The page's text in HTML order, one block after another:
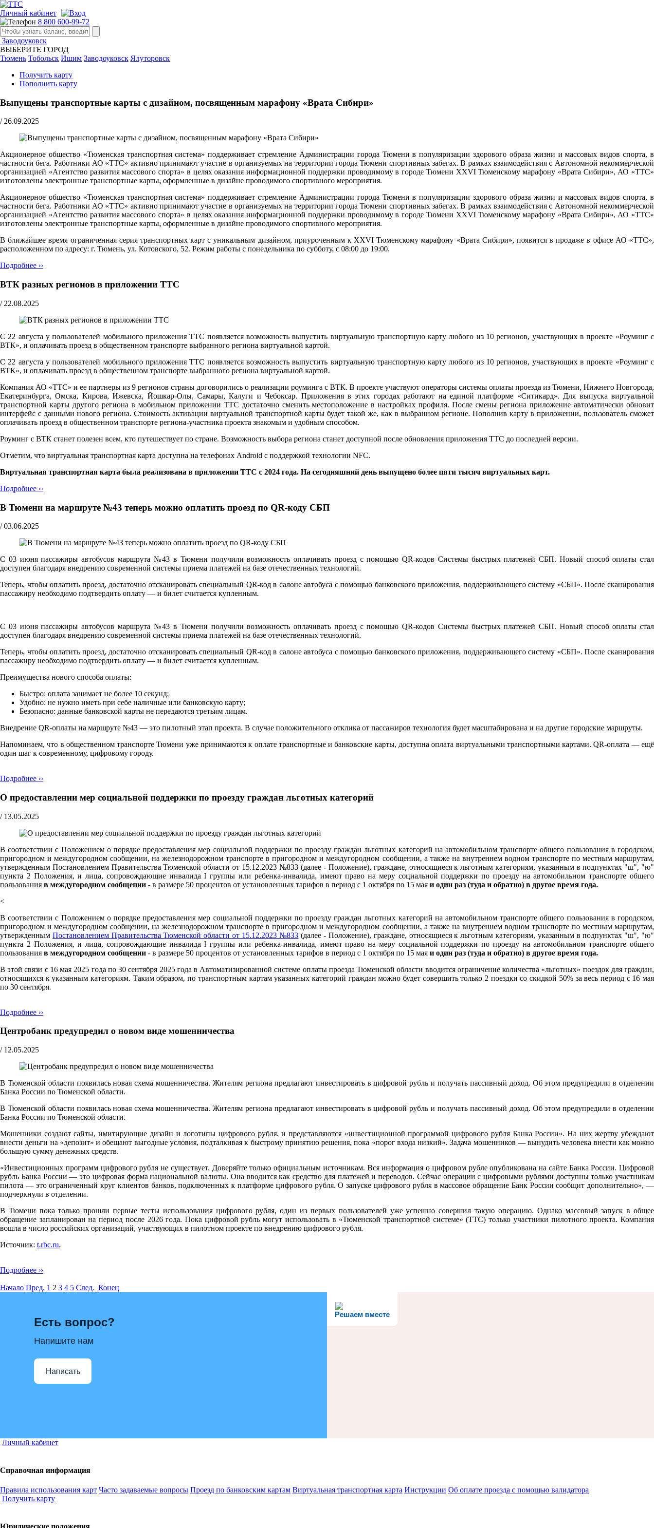
Личный кабинет
8 800 600-99-72
Заводоуковск
ВЫБЕРИТЕ ГОРОД
Тюмень Тобольск Ишим Заводоуковск Ялуторовск
Получить карту
Пополнить карту
Выпущены транспортные карты с дизайном, посвященным марафону «Врата Сибири»
/ 26.09.2025
Акционерное общество «Тюменская транспортная система» поддерживает стремление Администрации города Тюмени в популяризации здорового образа жизни и массовых видов спорта, в
частности бега. Работники АО «ТТС» активно принимают участие в организуемых на территории города Тюмени спортивных забегах. В рамках взаимодействия с Автономной некоммерческой
организацией «Агентство развития массового спорта» в целях оказания информационной поддержки проводимому в городе Тюмени XXVI Тюменскому марафону «Врата Сибири», АО «ТТС»
изготовлены электронные транспортные карты, оформленные в дизайне проводимого спортивного мероприятия.
Акционерное общество «Тюменская транспортная система» поддерживает стремление Администрации города Тюмени в популяризации здорового образа жизни и массовых видов спорта, в
частности бега. Работники АО «ТТС» активно принимают участие в организуемых на территории города Тюмени спортивных забегах. В рамках взаимодействия с Автономной некоммерческой
организацией «Агентство развития массового спорта» в целях оказания информационной поддержки проводимому в городе Тюмени XXVI Тюменскому марафону «Врата Сибири», АО «ТТС»
изготовлены электронные транспортные карты, оформленные в дизайне проводимого спортивного мероприятия.
В ближайшее время ограниченная серия транспортных карт с уникальным дизайном, приуроченным к XXVI Тюменскому марафону «Врата Сибири», появится в продаже в офисе АО «ТТС»,
расположенном по адресу: г. Тюмень, ул. Котовского, 52. Pежим работы с понедельника по субботу, с 08:00 до 19:00.
Подробнее ››
ВТК разных регионов в приложении ТТС
/ 22.08.2025
С 22 августа у пользователей мобильного приложения ТТС появляется возможность выпустить виртуальную транспортную карту любого из 10 регионов, участвующих в проекте «Роуминг с
ВТК», и оплачивать проезд в общественном транспорте выбранного региона виртуальной картой.
С 22 августа у пользователей мобильного приложения ТТС появляется возможность выпустить виртуальную транспортную карту любого из 10 регионов, участвующих в проекте «Роуминг с
ВТК», и оплачивать проезд в общественном транспорте выбранного региона виртуальной картой.
Компания АО «ТТС» и ее партнеры из 9 регионов страны договорились о реализации роуминга с ВТК. В проекте участвуют операторы системы оплаты проезда из Тюмени, Нижнего Новгорода,
Екатеринбурга, Омска, Кирова, Ижевска, Йошкар-Олы, Самары, Калуги и Чебоксар. Приложения в этих городах работают на единой платформе «Ситикард». Для выпуска виртуальной
транспортной карты другого региона в мобильном приложении ТТС достаточно сменить местоположение в настройках профиля. После смены региона приложение автоматически обновит
интерфейс с данными нового региона. Стоимость активации виртуальной транспортной карты будет такой же, как в выбранном регионе. Пополнив карту в приложении, пользователь сможет
оплачивать проезд в общественном транспорте региона-участника проекта знакомым и удобным способом.
Роуминг с ВТК станет полезен всем, кто путешествует по стране. Возможность выбора региона станет доступной после обновления приложения ТТС до последней версии.
Отметим, что виртуальная транспортная карта доступна на телефонах Android с поддержкой технологии NFC.
Виртуальная транспортная карта была реализована в приложении ТТС с 2024 года. На сегодняшний день выпущено более пяти тысяч виртуальных карт.
Подробнее ››
В Тюмени на маршруте №43 теперь можно оплатить проезд по QR-коду СБП
/ 03.06.2025
С 03 июня пассажиры автобусов маршрута №43 в Тюмени получили возможность оплачивать проезд с помощью QR-кодов Системы быстрых платежей СБП. Новый способ оплаты стал
доступен благодаря внедрению современной системы приема платежей на базе отечественных технологий.
Теперь, чтобы оплатить проезд, достаточно отсканировать специальный QR-код в салоне автобуса с помощью банковского приложения, поддерживающего систему «СБП». После сканирования
пассажиру необходимо подтвердить оплату — и билет считается купленным.
С 03 июня пассажиры автобусов маршрута №43 в Тюмени получили возможность оплачивать проезд с помощью QR-кодов Системы быстрых платежей СБП. Новый способ оплаты стал
доступен благодаря внедрению современной системы приема платежей на базе отечественных технологий.
Теперь, чтобы оплатить проезд, достаточно отсканировать специальный QR-код в салоне автобуса с помощью банковского приложения, поддерживающего систему «СБП». После сканирования
пассажиру необходимо подтвердить оплату — и билет считается купленным.
Преимущества нового способа оплаты:
Быстро: оплата занимает не более 10 секунд;
Удобно: не нужно иметь при себе наличные или банковскую карту;
Безопасно: данные банковской карты не передаются третьим лицам.
Внедрение QR-оплаты на маршруте №43 — это пилотный этап проекта. В случае положительного отклика от пассажиров технология будет масштабирована и на другие городские маршруты.
Напоминаем, что в общественном транспорте Тюмени уже принимаются к оплате транспортные и банковские карты, доступна оплата виртуальными транспортными картами. QR-оплата — ещё
один шаг к современному, цифровому городу.
Подробнее ››
О предоставлении мер социальной поддержки по проезду граждан льготных категорий
/ 13.05.2025
В соответствии с Положением о порядке предоставления мер социальной поддержки по проезду граждан льготных категорий на автомобильном транспорте общего пользования в городском,
пригородном и междугородном сообщении, на железнодорожном транспорте в пригородном и междугородном сообщении, а также на внутреннем водном транспорте по местным маршрутам,
утвержденным Постановлением Правительства Тюменской области от 15.12.2023 №833 (далее - Положение), граждане, относящиеся к льготным категориям, указанным в подпунктах "ш", "ю"
пункта 2 Положения, и лица, сопровождающие инвалида I группы или ребенка-инвалида, имеют право на меру социальной поддержки по проезду на автомобильном транспорте общего
пользования в междугородном сообщении - в размере 50 процентов от установленных тарифов в период с 1 октября по 15 мая и один раз (туда и обратно) в другое время года.
<
В соответствии с Положением о порядке предоставления мер социальной поддержки по проезду граждан льготных категорий на автомобильном транспорте общего пользования в городском,
пригородном и междугородном сообщении, на железнодорожном транспорте в пригородном и междугородном сообщении, а также на внутреннем водном транспорте по местным маршрутам,
утвержденным Постановлением Правительства Тюменской области от 15.12.2023 №833 (далее - Положение), граждане, относящиеся к льготным категориям, указанным в подпунктах "ш", "ю"
пункта 2 Положения, и лица, сопровождающие инвалида I группы или ребенка-инвалида, имеют право на меру социальной поддержки по проезду на автомобильном транспорте общего
пользования в междугородном сообщении - в размере 50 процентов от установленных тарифов в период с 1 октября по 15 мая и один раз (туда и обратно) в другое время года.
В этой связи с 16 мая 2025 года по 30 сентября 2025 года в Автоматизированной системе оплаты проезда Тюменской области вводится ограничение количества «льготных» поездок для граждан,
относящихся к указанным категориям. Таким образом, по транспортным картам указанных категорий граждан можно будет совершить только 2 поездки со скидкой 50% за весь период с 16 мая
по 30 сентября.
Подробнее ››
Центробанк предупредил о новом виде мошенничества
/ 12.05.2025
В Тюменской области появилась новая схема мошенничества. Жителям региона предлагают инвестировать в цифровой рубль и получать пассивный доход. Об этом предупредили в отделении
Банка России по Тюменской области.
В Тюменской области появилась новая схема мошенничества. Жителям региона предлагают инвестировать в цифровой рубль и получать пассивный доход. Об этом предупредили в отделении
Банка России по Тюменской области.
Мошенники создают сайты, имитирующие дизайн и логотипы цифрового рубля, и представляются «инвестиционной программой цифрового рубля Банка России». На них жертву убеждают
внести деньги на «депозит» и обещают выгодные условия, подталкивая к быстрому принятию решения, пока «порог входа низкий». Задача мошенников — вынудить человека внести как можно
большую сумму денежных средств.
«Инвестиционных программ цифрового рубля не существует. Доверяйте только официальным источникам. Вся информация о цифровом рубле опубликована на сайте Банка России. Цифровой
рубль Банка России — это цифровая форма национальной валюты. Она вводится как средство для платежей и переводов. Сейчас операции с цифровыми рублями доступны только участникам
пилота — это ограниченный круг клиентов банков, подключенных к платформе цифрового рубля. О запуске цифрового рубля в массовое обращение Банк России сообщит дополнительно», —
подчеркнули в отделении.
В Тюмени пока только прошли первые тесты использования цифрового рубля, один из первых пользователей уже успешно совершил такую операцию. Однако массовый запуск в общее
обращение запланирован на период после 2026 года. Пока цифровой рубль могут использовать в «Тюменской транспортной системе» (ТТС) только участники пилотного проекта. Компания
вошла в число российских организаций, участвующих в пилотном проекте по внедрению цифрового рубля.
Источник: t.rbc.ru.
Подробнее ››
Начало Пред. 1 2 3 4 5 След. Конец
Решаем вместе
Есть вопрос?
Напишите нам
Написать
Личный кабинет
Справочная информация
Правила использования карт Часто задаваемые вопросы Проезд по банковским картам Виртуальная транспортная карта Инструкции Об оплате проезда с помощью валидатора
Получить карту
Юридические положения